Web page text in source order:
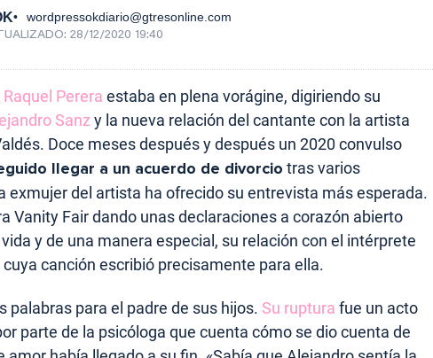
wordpressokdiario@gtresonline.com
28/12/2020 19:40
Raquel Perera estaba en plena vorágine, digiriendo su
Sanz y la nueva relación del cantante con la artista
Doce meses después y después un 2020 convulso
llegar a un acuerdo de divorcio tras varios
exmujer del artista ha ofrecido su entrevista más esperada.
Vanity Fair dando unas declaraciones a corazón abierto
y de una manera especial, su relación con el intérprete
cuya canción escribió precisamente para ella.
palabras para el padre de sus hijos. Su ruptura fue un acto
parte de la psicóloga que cuenta cómo se dio cuenta de